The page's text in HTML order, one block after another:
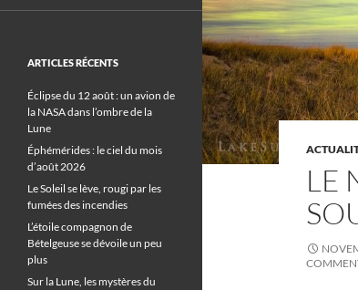
LE
ARTICLES RÉCENTS
Éclipse du 12 août : un avion de
la NASA dans l’ombre de la
Lune
Éphémérides : le ciel du mois
d’août 2026
Le Soleil se lève, rougi par les
fumées des incendies
L’étoile compagnon de
Bételgeuse se dévoile un peu
plus
Sur la Lune, les mystères du